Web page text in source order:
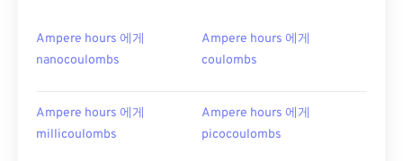
Ampere hours 에게
nanocoulombs
Ampere hours 에게
coulombs
Ampere hours 에게
millicoulombs
Ampere hours 에게
picocoulombs